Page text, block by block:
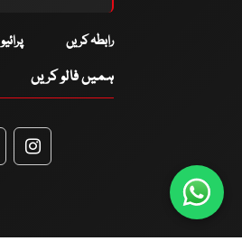
رابطہ کریں
ہمیں فالو کریں
Facebook